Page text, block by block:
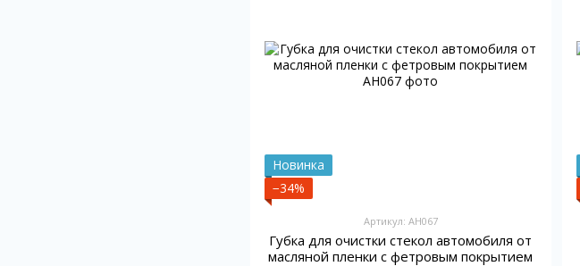
Новинка
−34%
Артикул: AH067
Губка для очистки стекол автомобиля от
масляной пленки с фетровым покрытием